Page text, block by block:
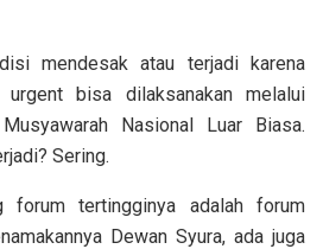
mendesak atau terjadi karena
bisa dilaksanakan melalui
Nasional Luar Biasa.
Sering.
forum tertingginya adalah forum
Dewan Syura, ada juga